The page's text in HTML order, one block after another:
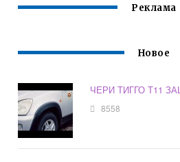
Реклама
Новое
ЧЕРИ ТИГГО Т11
8558